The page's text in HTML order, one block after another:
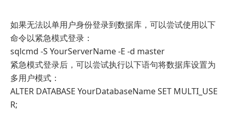
如果无法以单用户身份登录到数据库，可以尝试使用以下
命令以紧急模式登录：
sqlcmd -S YourServerName -E -d master
紧急模式登录后，可以尝试执行以下语句将数据库设置为
多用户模式：
ALTER DATABASE YourDatabaseName SET MULTI_USE
R;